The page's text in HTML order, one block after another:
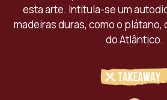
esta arte. Intitula-se um
madeiras duras, como o
do Atlântico.